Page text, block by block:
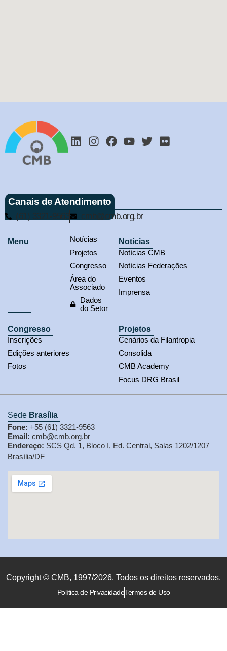
Canais de Atendimento
(61) 3321-9563 cmb@cmb.org.br
Menu
Notícias
Projetos
Congresso
Área do
Associado
Dados
do Setor
Notícias
Notícias CMB
Notícias Federações
Eventos
Imprensa
Congresso
Inscrições
Edições anteriores
Fotos
Projetos
Cenários da Filantropia
Consolida
CMB Academy
Focus DRG Brasil
Sede Brasília
Fone: +55 (61) 3321-9563
Email: cmb@cmb.org.br
Endereço: SCS Qd. 1, Bloco I, Ed. Central, Salas 1202/1207
Brasília/DF
Copyright © CMB, 1997/2026. Todos os direitos reservados.
Política de PrivacidadeTermos de Uso